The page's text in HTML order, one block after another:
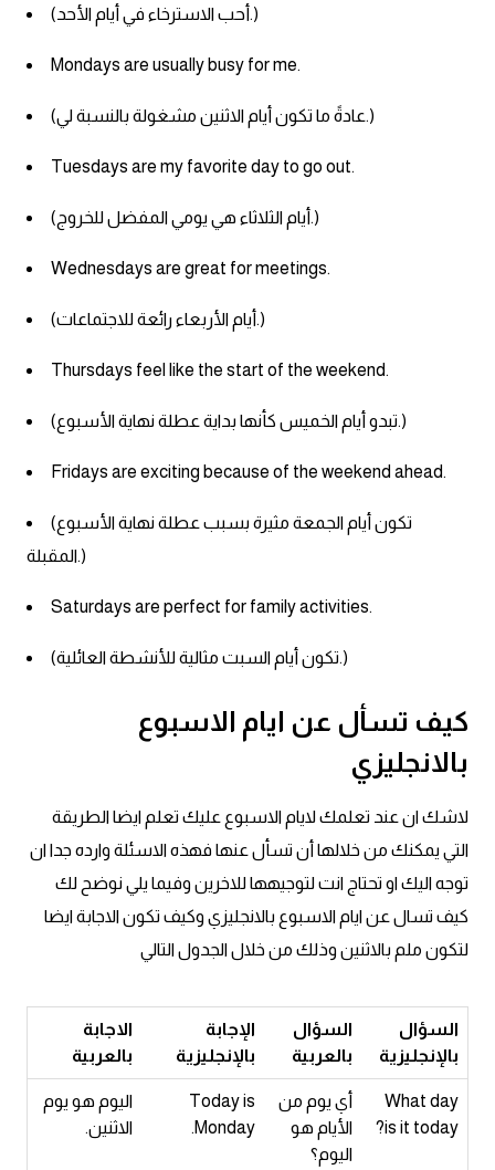
(أحب الاسترخاء في أيام الأحد.)
Mondays are usually busy for me.
(عادةً ما تكون أيام الاثنين مشغولة بالنسبة لي.)
Tuesdays are my favorite day to go out.
(أيام الثلاثاء هي يومي المفضل للخروج.)
Wednesdays are great for meetings.
(أيام الأربعاء رائعة للاجتماعات.)
Thursdays feel like the start of the weekend.
(تبدو أيام الخميس كأنها بداية عطلة نهاية الأسبوع.)
Fridays are exciting because of the weekend ahead.
(تكون أيام الجمعة مثيرة بسبب عطلة نهاية الأسبوع
المقبلة.)
Saturdays are perfect for family activities.
(تكون أيام السبت مثالية للأنشطة العائلية.)
كيف تسأل عن ايام الاسبوع
بالانجليزي
لاشك ان عند تعلمك لايام الاسبوع عليك تعلم ايضا الطريقة
التي يمكنك من خلالها أن تسأل عنها فهذه الاسئلة وارده جدا ان
توجه اليك او تحتاج انت لتوجيهها للاخرين وفيما يلي نوضح لك
كيف تسال عن ايام الاسبوع بالانجليزي وكيف تكون الاجابة ايضا
لتكون ملم بالاثنين وذلك من خلال الجدول التالي
السؤال
بالإنجليزية
السؤال
بالعربية
الإجابة
بالإنجليزية
الاجابة
بالعربية
What day
is it today?
أي يوم من
الأيام هو
اليوم؟
Today is
Monday.
اليوم هو يوم
الاثنين.